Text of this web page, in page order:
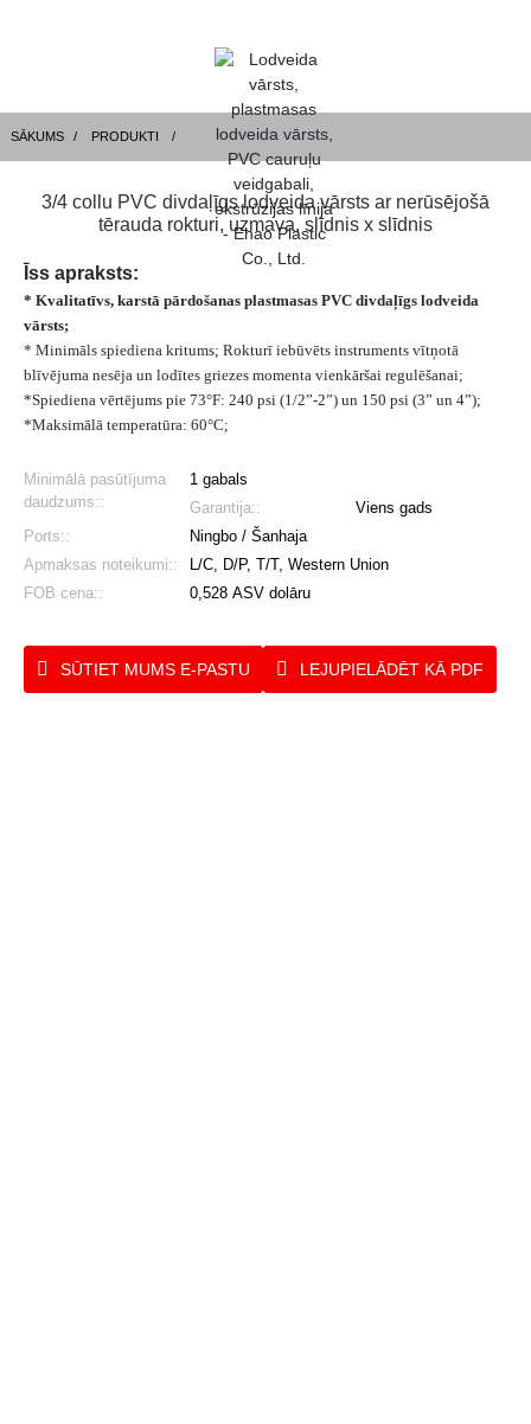
SĀKUMS PRODUKTI
3/4 collu PVC divdaļīgs lodveida vārsts ar nerūsējošā
tērauda rokturi, uzmava, slīdnis x slīdnis
Īss apraksts:
* Kvalitatīvs, karstā pārdošanas plastmasas PVC divdaļīgs lodveida
vārsts;
* Minimāls spiediena kritums; Rokturī iebūvēts instruments vītņotā
blīvējuma nesēja un lodītes griezes momenta vienkāršai regulēšanai;
*Spiediena vērtējums pie 73°F: 240 psi (1/2”-2”) un 150 psi (3” un 4”);
*Maksimālā temperatūra: 60°C;
Minimālā pasūtījuma
daudzums::
1 gabals
Garantija::
Viens gads
Ports::
Ningbo / Šanhaja
Apmaksas noteikumi::
L/C, D/P, T/T, Western Union
FOB cena::
0,528 ASV dolāru
SŪTIET MUMS E-PASTU LEJUPIELĀDĒT KĀ PDF